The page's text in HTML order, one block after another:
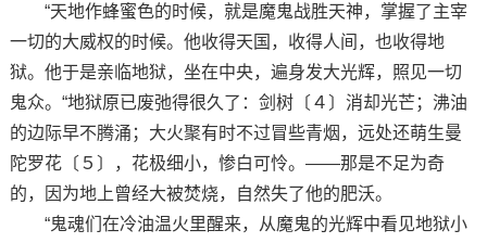
“天地作蜂蜜色的时候，就是魔鬼战胜天神，掌握了主宰
一切的大威权的时候。他收得天国，收得人间，也收得地
狱。他于是亲临地狱，坐在中央，遍身发大光辉，照见一切
鬼众。“地狱原已废弛得很久了：剑树〔４〕消却光芒；沸油
的边际早不腾涌；大火聚有时不过冒些青烟，远处还萌生曼
陀罗花〔５〕，花极细小，惨白可怜。——那是不足为奇
的，因为地上曾经大被焚烧，自然失了他的肥沃。
“鬼魂们在冷油温火里醒来，从魔鬼的光辉中看见地狱小